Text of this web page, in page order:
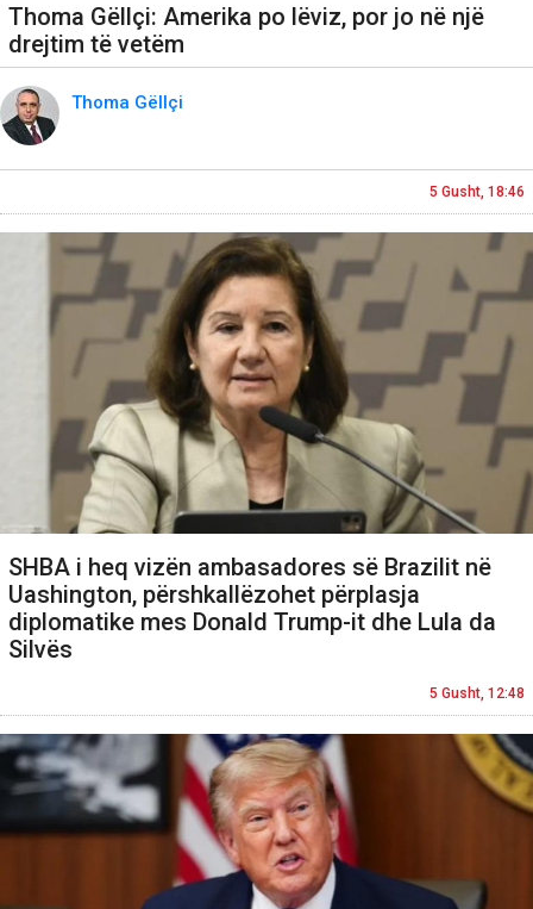
Thoma Gëllçi: Amerika po lëviz, por jo në një
drejtim të vetëm
Thoma Gëllçi
5 Gusht, 18:46
SHBA i heq vizën ambasadores së Brazilit në
Uashington, përshkallëzohet përplasja
diplomatike mes Donald Trump-it dhe Lula da
Silvës
5 Gusht, 12:48